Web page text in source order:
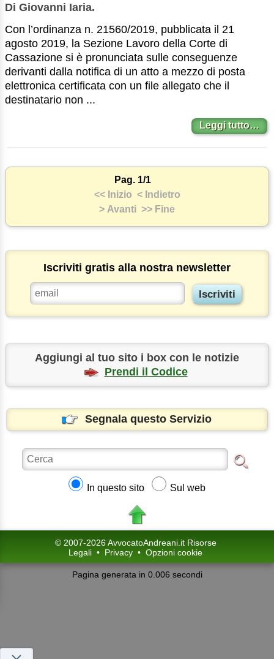
Di Giovanni Iaria.
Con l’ordinanza n. 21560/2019, pubblicata il 21
agosto 2019, la Sezione Lavoro della Corte di
Cassazione si è pronunciata sulle conseguenze
derivanti dalla notifica di un atto a mezzo di posta
elettronica certificata con un file allegato che il
destinatario non ...
Leggi tutto…
Pag. 1/1
<< Inizio < Indietro
> Avanti >> Fine
Iscriviti gratis alla nostra newsletter
Aggiungi al tuo sito i box con le notizie
Prendi il Codice
Segnala questo Servizio
In questo sito Sul web
© 2007-2026 AvvocatoAndreani.it Risorse
Legali • Privacy • Opzioni cookie
Pagina generata in 0.006 secondi